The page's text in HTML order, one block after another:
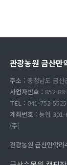
관광농원 금산만
주소 : 충청남도 금
사업자번호 : 852-
TEL : 041-752-5525
계좌번호 : 농협
(주)
관광농원 금산만악